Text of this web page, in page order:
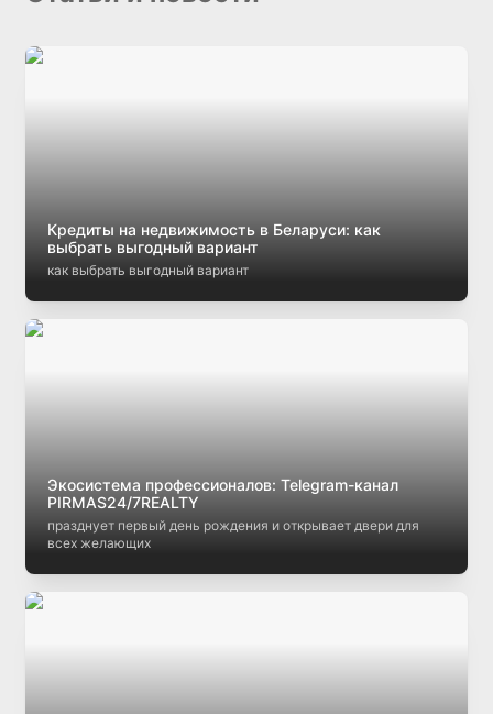
Кредиты на недвижимость в Беларуси: как
выбрать выгодный вариант
как выбрать выгодный вариант
Экосистема профессионалов: Telegram-канал
PIRMAS24/7REALTY
празднует первый день рождения и открывает двери для
всех желающих